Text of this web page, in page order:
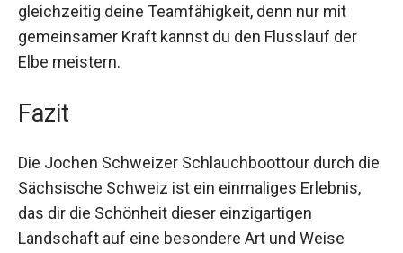
gleichzeitig deine Teamfähigkeit, denn nur mit
gemeinsamer Kraft kannst du den Flusslauf der
Elbe meistern.
Fazit
Die Jochen Schweizer Schlauchboottour durch die
Sächsische Schweiz ist ein einmaliges Erlebnis,
das dir die Schönheit dieser einzigartigen
Landschaft auf eine besondere Art und Weise